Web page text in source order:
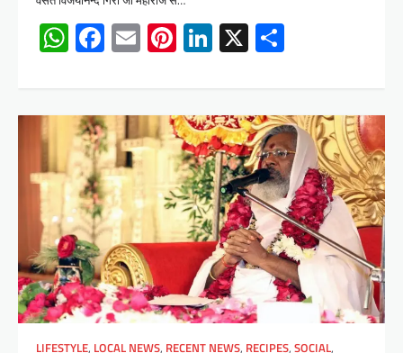
WhatsApp
Facebook
EmailPinterest
LinkedIn
X
LIFESTYLE, LOCAL NEWS, RECENT NEWS, RECIPES, SOCIAL,